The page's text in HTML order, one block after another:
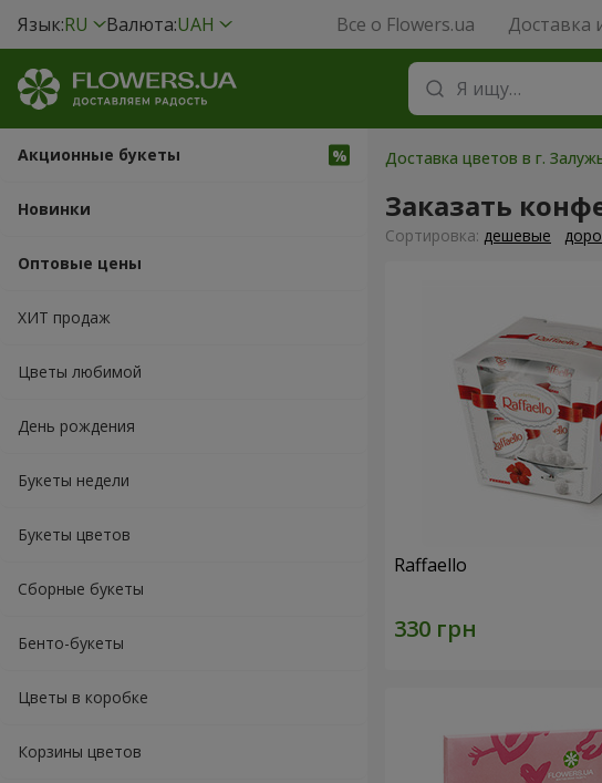
Язык:RU Валюта:UAH Все о Flowers.ua Доставка
Акционные букеты
Новинки
Оптовые цены
ХИТ продаж
Цветы любимой
День рождения
Букеты недели
Букеты цветов
Сборные букеты
Бенто-букеты
Цветы в коробке
Корзины цветов
Доставка цветов в г.
Заказать
Cортировка: дешевые
Raffaello